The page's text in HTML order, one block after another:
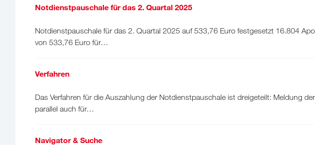
Notdienstpauschale für das 2. Quartal 2025
Notdienstpauschale für das 2. Quartal 2025 auf 533,76 Euro festgesetzt 16.804
von 533,76 Euro für…
Verfahren
Das Verfahren für die Auszahlung der Notdienstpauschale ist dreigeteilt: Meldung
parallel auch für…
Navigator & Suche